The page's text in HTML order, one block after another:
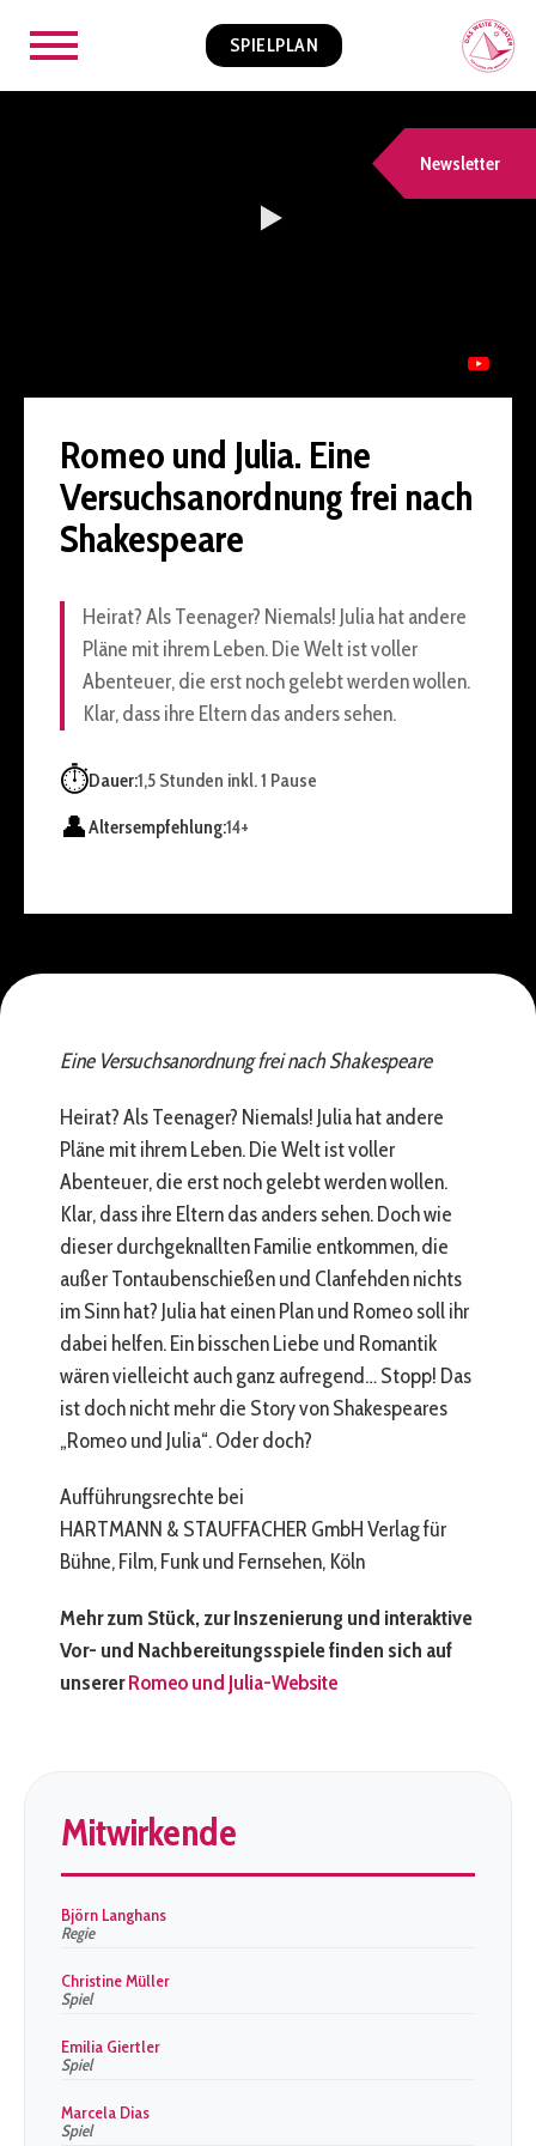
SPIELPLAN
Newsletter
Romeo und Julia. Eine
Versuchsanordnung frei nach
Shakespeare
Heirat? Als Teenager? Niemals! Julia hat andere
Pläne mit ihrem Leben. Die Welt ist voller
Abenteuer, die erst noch gelebt werden wollen.
Klar, dass ihre Eltern das anders sehen.
⏱️Dauer:1,5 Stunden inkl. 1 Pause
👤Altersempfehlung:14+
Eine Versuchsanordnung frei nach Shakespeare
Heirat? Als Teenager? Niemals! Julia hat andere
Pläne mit ihrem Leben. Die Welt ist voller
Abenteuer, die erst noch gelebt werden wollen.
Klar, dass ihre Eltern das anders sehen. Doch wie
dieser durchgeknallten Familie entkommen, die
außer Tontaubenschießen und Clanfehden nichts
im Sinn hat? Julia hat einen Plan und Romeo soll ihr
dabei helfen. Ein bisschen Liebe und Romantik
wären vielleicht auch ganz aufregend… Stopp! Das
ist doch nicht mehr die Story von Shakespeares
„Romeo und Julia“. Oder doch?
Aufführungsrechte bei
HARTMANN & STAUFFACHER GmbH Verlag für
Bühne, Film, Funk und Fernsehen, Köln
Mehr zum Stück, zur Inszenierung und interaktive
Vor- und Nachbereitungsspiele finden sich auf
unsererRomeo und Julia-Website
Mitwirkende
Björn Langhans
Regie
Christine Müller
Spiel
Emilia Giertler
Spiel
Marcela Dias
Spiel